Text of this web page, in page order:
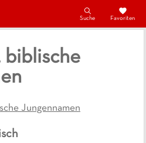
Suche Favoriten
biblische
Jungennamen